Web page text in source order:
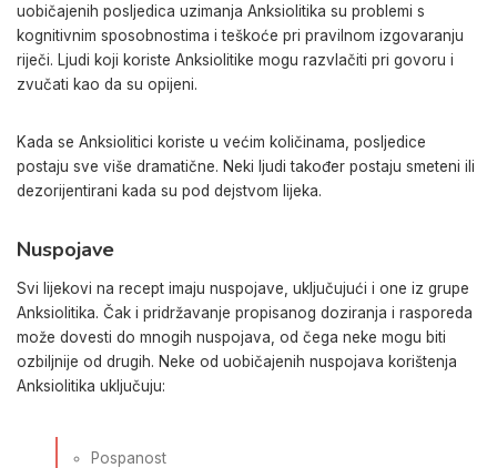
uobičajenih posljedica uzimanja Anksiolitika su problemi s
kognitivnim sposobnostima i teškoće pri pravilnom izgovaranju
riječi. Ljudi koji koriste Anksiolitike mogu razvlačiti pri govoru i
zvučati kao da su opijeni.
Kada se Anksiolitici koriste u većim količinama, posljedice
postaju sve više dramatične. Neki ljudi također postaju smeteni ili
dezorijentirani kada su pod dejstvom lijeka.
Nuspojave
Svi lijekovi na recept imaju nuspojave, uključujući i one iz grupe
Anksiolitika. Čak i pridržavanje propisanog doziranja i rasporeda
može dovesti do mnogih nuspojava, od čega neke mogu biti
ozbiljnije od drugih. Neke od uobičajenih nuspojava korištenja
Anksiolitika uključuju:
Pospanost